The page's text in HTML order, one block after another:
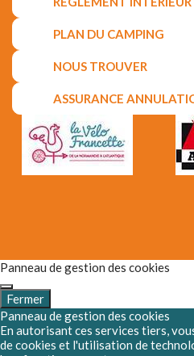
PLAN DU CAMPING
NOUS TROUVER
ASSURANCE
Panneau de gestion des cookies
Fermer
Panneau de gestion des cookies
En autorisant ces services tiers,
de cookies et l'utilisation de